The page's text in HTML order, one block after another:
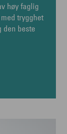
høy faglig
trygghet
den beste